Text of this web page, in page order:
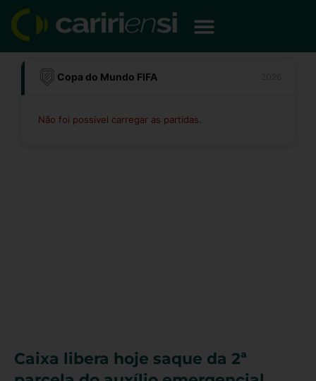
para
conteúdo
Copa do Mundo FIFA
Não foi possível carregar as partidas.
Caixa libera hoje saque da 2ª